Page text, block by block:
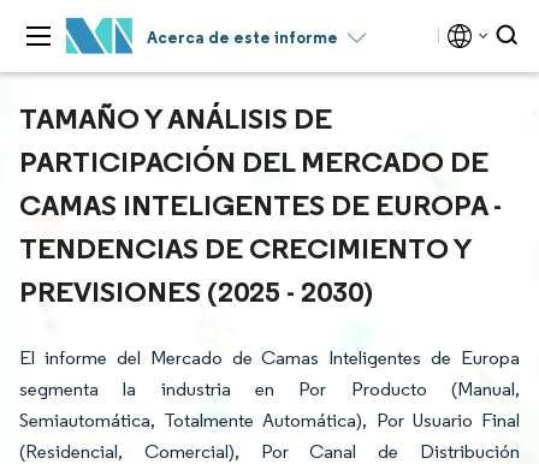
Acerca de este informe
TAMAÑO Y ANÁLISIS DE
PARTICIPACIÓN DEL MERCADO DE
CAMAS INTELIGENTES DE EUROPA -
TENDENCIAS DE CRECIMIENTO Y
PREVISIONES (2025 - 2030)
El informe del Mercado de Camas Inteligentes de Europa
segmenta la industria en Por Producto (Manual,
Semiautomática, Totalmente Automática), Por Usuario Final
(Residencial, Comercial), Por Canal de Distribución